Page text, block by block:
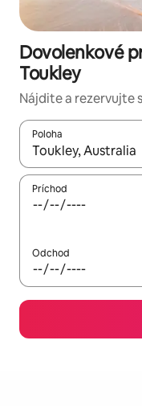
Dovolenkové
Toukley
Nájdite a rezervujte
Poloha
Keď budú výsledky
Príchod
Odchod